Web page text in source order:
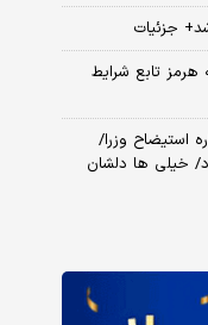
تابع شرایط
استیضاح وزرا/
خیلی ها دلشان